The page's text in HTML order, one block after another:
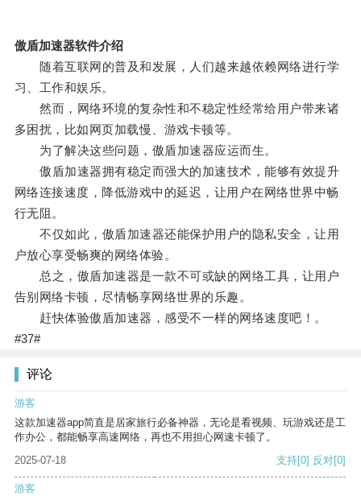
傲盾加速器软件介绍
随着互联网的普及和发展，人们越来越依赖网络进行学
习、工作和娱乐。
然而，网络环境的复杂性和不稳定性经常给用户带来诸
多困扰，比如网页加载慢、游戏卡顿等。
为了解决这些问题，傲盾加速器应运而生。
傲盾加速器拥有稳定而强大的加速技术，能够有效提升
网络连接速度，降低游戏中的延迟，让用户在网络世界中畅
行无阻。
不仅如此，傲盾加速器还能保护用户的隐私安全，让用
户放心享受畅爽的网络体验。
总之，傲盾加速器是一款不可或缺的网络工具，让用户
告别网络卡顿，尽情畅享网络世界的乐趣。
赶快体验傲盾加速器，感受不一样的网络速度吧！。
#37#
评论
游客
这款加速器app简直是居家旅行必备神器，无论是看视频、玩游戏还是工
作办公，都能畅享高速网络，再也不用担心网速卡顿了。
2025-07-18
支持[0] 反对[0]
游客